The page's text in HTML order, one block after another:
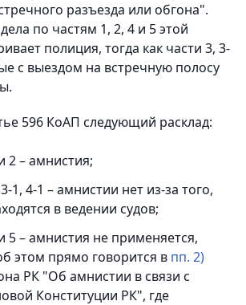
разъезда или обгона".
по частям 1, 2, 4 и 5 этой
полиция, тогда как части 3, 3-
с выездом на встречную полосу
596 КоАП следующий расклад:
2 – амнистия;
1, 4-1 – амнистии нет из-за того,
в ведении судов;
5 – амнистия не применяется,
этом прямо говорится в пп. 2)
РК "Об амнистии в связи с
Конституции РК", где